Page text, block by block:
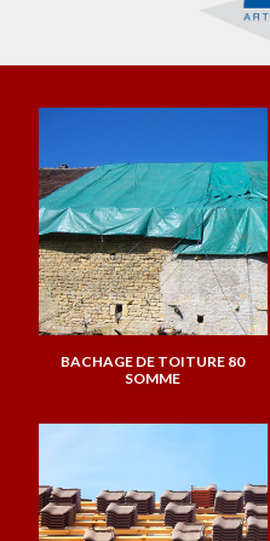
BACHAGE DE TOITURE 80
SOMME